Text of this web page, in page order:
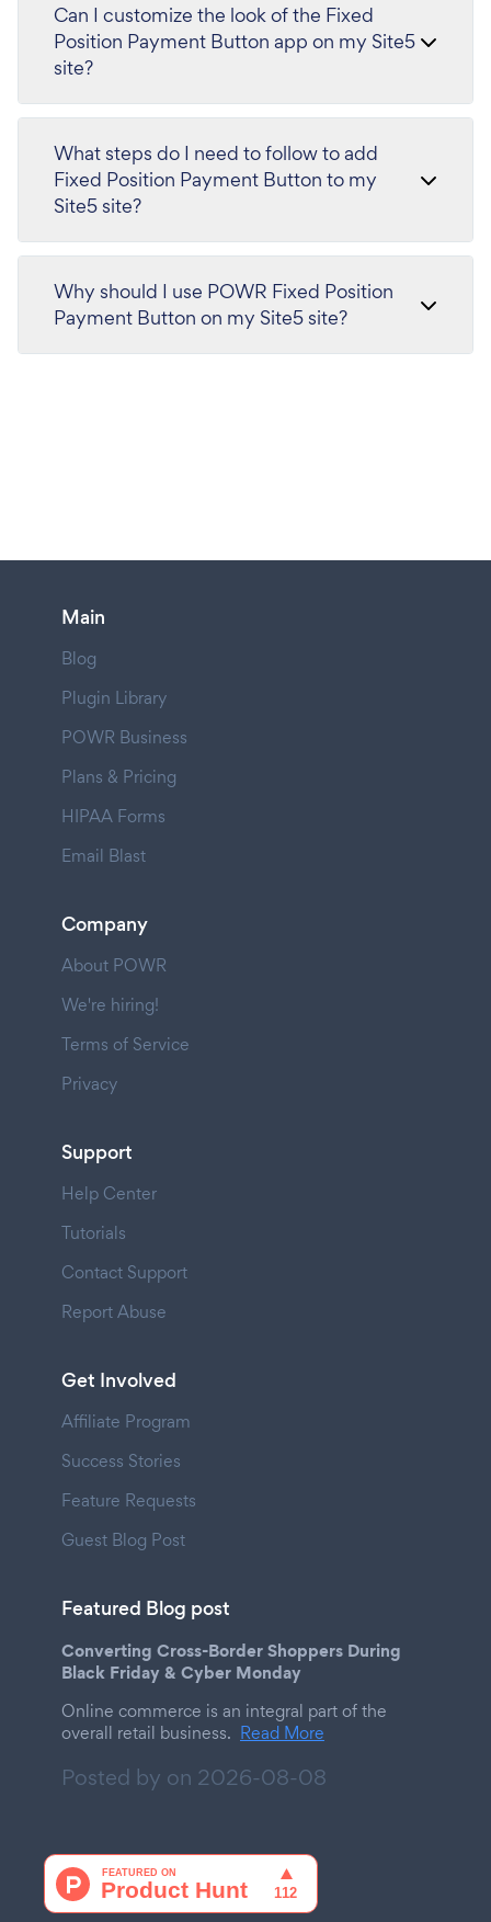
Can I customize the look of the Fixed
Position Payment Button app on my Site5
site?
What steps do I need to follow to add
Fixed Position Payment Button to my
Site5 site?
Why should I use POWR Fixed Position
Payment Button on my Site5 site?
Main
Blog
Plugin Library
POWR Business
Plans & Pricing
HIPAA Forms
Email Blast
Company
About POWR
We're hiring!
Terms of Service
Privacy
Support
Help Center
Tutorials
Contact Support
Report Abuse
Get Involved
Affiliate Program
Success Stories
Feature Requests
Guest Blog Post
Featured Blog post
Converting Cross-Border Shoppers During
Black Friday & Cyber Monday
Online commerce is an integral part of the
overall retail business. Read More
Posted by on 2026-08-08